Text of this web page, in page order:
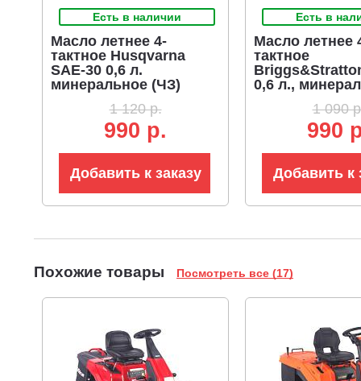
Нож, 1 шт: MBK0033395
Адаптер ножа, 1 шт: MBK0033398
Ремень привода хода: MBK0033802
Ремень привода деки: MBK0033803
Есть в наличии
Масло летнее 4-
тактное Husqvarna
SAE-30 0,6 л.
минеральное (ЧЗ)
1 120 р.
990 р.
Добавить к заказу
Есть в
Масло летнее
тактное
0,6 л.,
1 090
990
Добавить к
Похожие товары Посмотреть все (17)